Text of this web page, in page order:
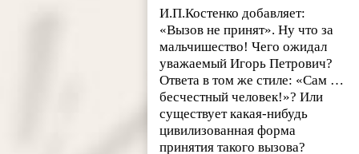
И.П.Костенко добавляет:
«Вызов не принят». Ну что за
мальчишество! Чего ожидал
уважаемый Игорь Петрович?
Ответа в том же стиле: «Сам …
бесчестный человек!»? Или
существует какая-нибудь
цивилизованная форма
принятия такого вызова?